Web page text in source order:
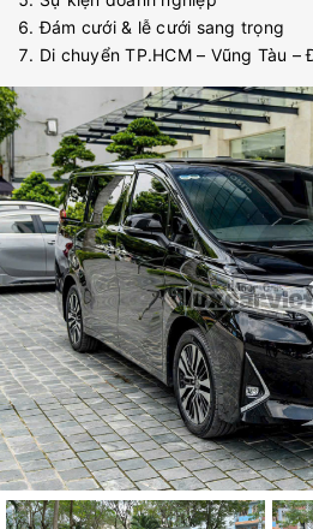
Đám cưới & lễ cưới sang trọng
Di chuyển TP.HCM – Vũng Tàu –